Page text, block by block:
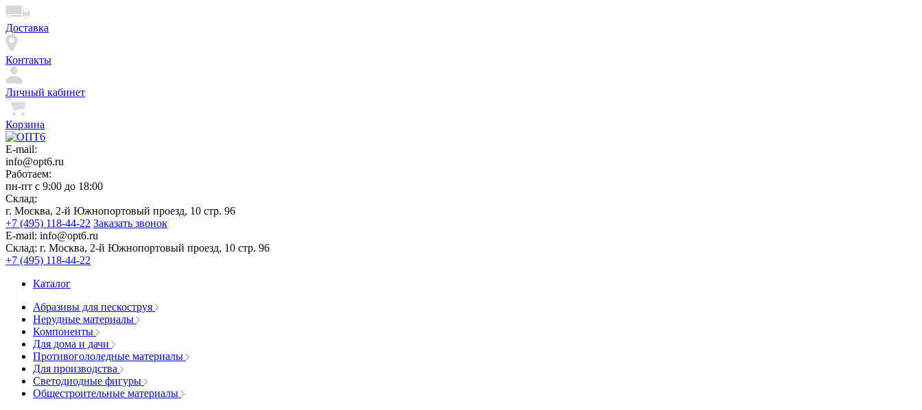
Доставка
Контакты
Личный кабинет
Корзина
E-mail:
info@opt6.ru
Работаем:
пн-пт с 9:00 до 18:00
Склад:
г. Москва, 2-й Южнопортовый проезд, 10 стр. 96
+7 (495) 118-44-22 Заказать звонок
E-mail: info@opt6.ru
Склад: г. Москва, 2-й Южнопортовый проезд, 10 стр. 96
+7 (495) 118-44-22
Каталог
Абразивы для пескоструя
Нерудные материалы
Компоненты
Для дома и дачи
Противогололедные материалы
Для производства
Светодиодные фигуры
Общестроительные материалы